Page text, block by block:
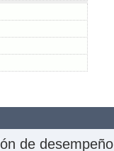
de desempeño